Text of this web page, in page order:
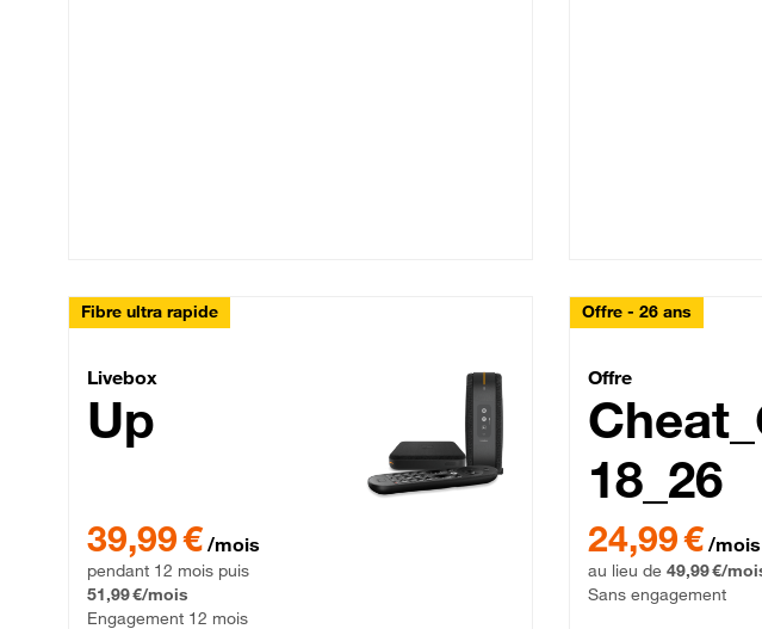
Fibre ultra rapide
Livebox Up Fibre
Livebox
Up
39,99 € /mois
pendant 12 mois puis
51,99 €/mois
Engagement 12 mois
Offre - 26 ans
Offre
18_26
24,99 € /mois
au lieu de 49,99 €/
Sans engagement